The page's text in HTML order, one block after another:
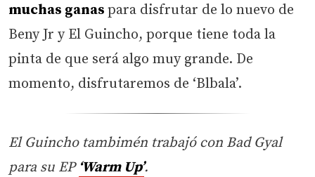
muchas ganas para disfrutar de lo nuevo de
Beny Jr y El Guincho, porque tiene toda la
pinta de que será algo muy grande. De
momento, disfrutaremos de ‘Blbala’.
El Guincho tambimén trabajó con Bad Gyal
para su EP ‘Warm Up’.